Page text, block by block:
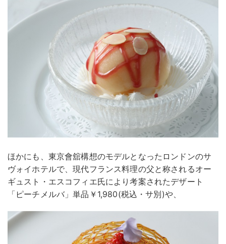
ほかにも、東京會舘構想のモデルとなったロンドンのサ
ヴォイホテルで、現代フランス料理の父と称されるオー
ギュスト・エスコフィエ氏により考案されたデザート
「ピーチメルバ」単品￥1,980(税込・サ別)や、